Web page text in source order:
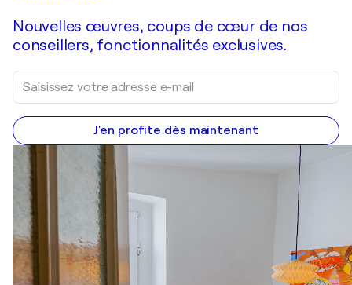
Nouvelles œuvres, coups de cœur de nos
conseillers, fonctionnalités exclusives.
J'en profite dès maintenant